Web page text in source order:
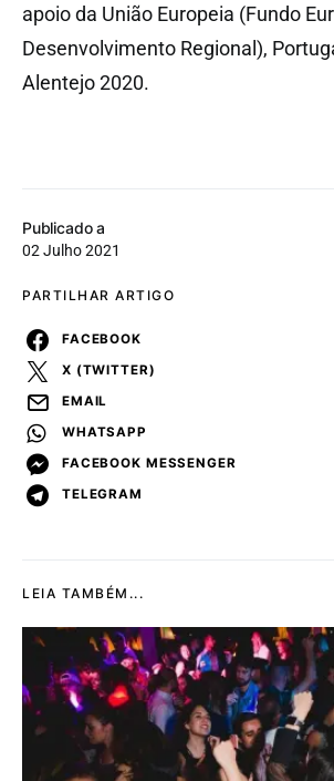
Publicado a
02 Julho 2021
PARTILHAR ARTIGO
FACEBOOK
X (TWITTER)
EMAIL
WHATSAPP
FACEBOOK MESSENGER
TELEGRAM
apoio da União Europeia (Fundo
Desenvolvimento Regional),
Alentejo 2020.
LEIA TAMBÉM...